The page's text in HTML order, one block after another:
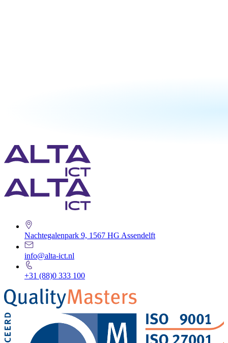
Nachtegalenpark 9, 1567 HG Assendelft
info@alta-ict.nl
+31 (88)0 333 100